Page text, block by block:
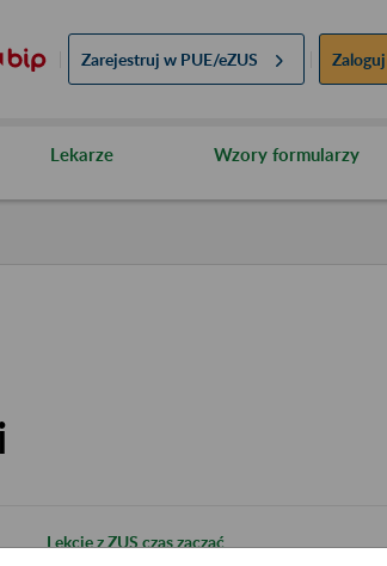
Zarejestruj w PUE/eZUS
Lekarze Wzory formularzy
Lekcje z ZUS czas zacząć